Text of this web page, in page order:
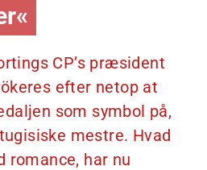
CP’s præsident
efter netop at
som symbol på,
mestre. Hvad
romance, har nu